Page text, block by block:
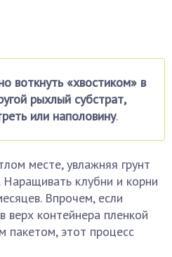
воткнуть «хвостиком» в
рыхлый субстрат,
или наполовину.
месте, увлажняя грунт
клубни и корни
Впрочем, если
верх контейнера пленкой
пакетом, этот процесс